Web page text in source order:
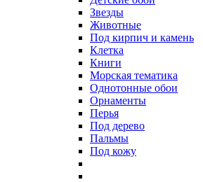
Звезды
Животные
Под кирпич и камень
Клетка
Книги
Морская тематика
Однотонные обои
Орнаменты
Перья
Под дерево
Пальмы
Под кожу